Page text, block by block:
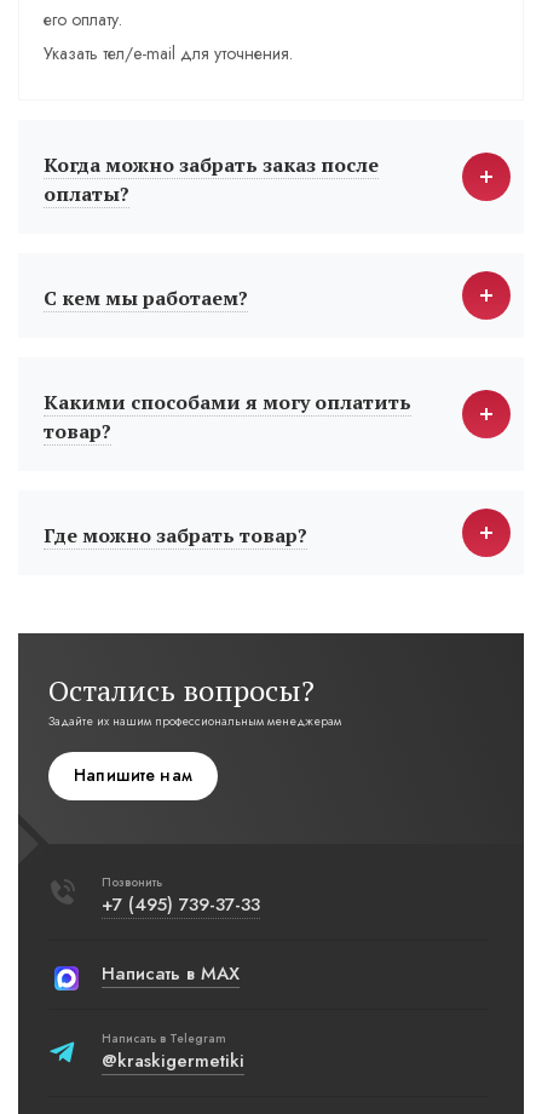
его оплату.
Указать тел/e-mail для уточнения.
Когда можно забрать заказ после
оплаты?
С кем мы работаем?
Какими способами я могу оплатить
товар?
Где можно забрать товар?
Остались вопросы?
Задайте их нашим профессиональным менеджерам
Напишите нам
Позвонить
+7 (495) 739-37-33
Написать в MAX
Написать в Telegram
@kraskigermetiki